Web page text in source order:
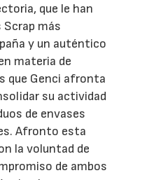
que le han
más
y un auténtico
materia de
que Genci afronta
su actividad
de envases
Afronto esta
la voluntad de
de ambos